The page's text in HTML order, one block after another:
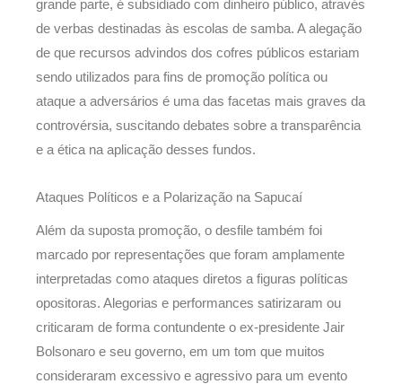
grande parte, é subsidiado com dinheiro público, através
de verbas destinadas às escolas de samba. A alegação
de que recursos advindos dos cofres públicos estariam
sendo utilizados para fins de promoção política ou
ataque a adversários é uma das facetas mais graves da
controvérsia, suscitando debates sobre a transparência
e a ética na aplicação desses fundos.
Ataques Políticos e a Polarização na Sapucaí
Além da suposta promoção, o desfile também foi
marcado por representações que foram amplamente
interpretadas como ataques diretos a figuras políticas
opositoras. Alegorias e performances satirizaram ou
criticaram de forma contundente o ex-presidente Jair
Bolsonaro e seu governo, em um tom que muitos
consideraram excessivo e agressivo para um evento